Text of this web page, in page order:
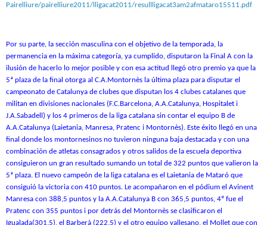
Pairelliure/pairelliure2011/ lligacat2011/resullligacat3am2afmataro15511.pdf
Por su parte, la sección masculina con el objetivo de la temporada, la
permanencia en la máxima categoría, ya cumplido, disputaron la Final A con la
ilusión de hacerlo lo mejor posible y con esa actitud llegó otro premio ya que la
5ª plaza de la final otorga al C.A.Montornès la última plaza para disputar el
campeonato de Catalunya de clubes que disputan los 4 clubes catalanes que
militan en divisiones nacionales (F.C.Barcelona, A.A.Catalunya, Hospitalet i
J.A.Sabadell) y los 4 primeros de la liga catalana sin contar el equipo B de
A.A.Catalunya (Laietania, Manresa, Pratenc i Montornès). Este éxito llegó en una
final donde los montornesinos no tuvieron ninguna baja destacada y con una
combinación de atletas consagrados y otros salidos de la escuela deportiva
consiguieron un gran resultado sumando un total de 322 puntos que valieron la
5ª plaza. El nuevo campeón de la liga catalana es el Laietania de Mataró que
consiguió la victoria con 410 puntos. Le acompañaron en el pódium el Avinent
Manresa con 388,5 puntos y la A.A.Catalunya B con 365,5 puntos, 4º fue el
Pratenc con 355 puntos i por detrás del Montornès se clasificaron el
Igualada(301,5), el Barberà (222,5) y el otro equipo vallesano, el Mollet que con